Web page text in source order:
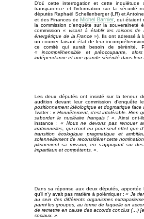
D'où cette interrogation et cette
transparence et l'information sur la sécurité
députés Raphaël Schellenberger (LR) et
et des Finances de Michel Barnier, qui étaient
la commission d'enquête sur la souveraineté
commission « visant à établir les raisons de
énergétique de la France »). Ils ont adressé à
un courrier faisant état de leur
ce comité qui aurait besoin de sérénité.
« incompréhensible et préoccupante,
indépendance et une grande sérénité dans leur
Les deux députés ont insisté sur la teneur
audition devant leur commission
positionnement idéologique et dogmatique
Twitter : « Honnêtement, c'est intolérable. Rien
saborder le nucléaire français ! ». Ainsi ont-
instance : « Nous ne devons pas renouer
irrationnelles, qui n’ont eu pour seul effet que
transition écologique pragmatique et
solennellement de reconsidérer cette
pleinement sa mission, en s’appuyant sur
impartiaux et compétents. ».
Dans sa réponse aux deux députés,
qu'il n'y avait pas matière à polémiquer :« Je
au sein des différents organismes
parmi les groupes, au terme de laquelle un
de remettre en cause des accords conclus (…)
sociaux. ».